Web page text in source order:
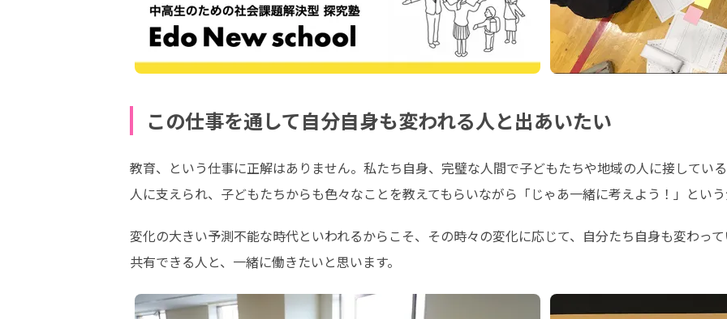
この仕事を通して自分自身も変われる人と出あいたい
教育、という仕事に正解はありません。私たち自身、完璧な人間で子どもたちや地域の人に接してい
人に支えられ、子どもたちからも色々なことを教えてもらいながら「じゃあ一緒に考えよう！」とい
変化の大きい予測不能な時代といわれるからこそ、その時々の変化に応じて、自分たち自身も変わっ
共有できる人と、一緒に働きたいと思います。